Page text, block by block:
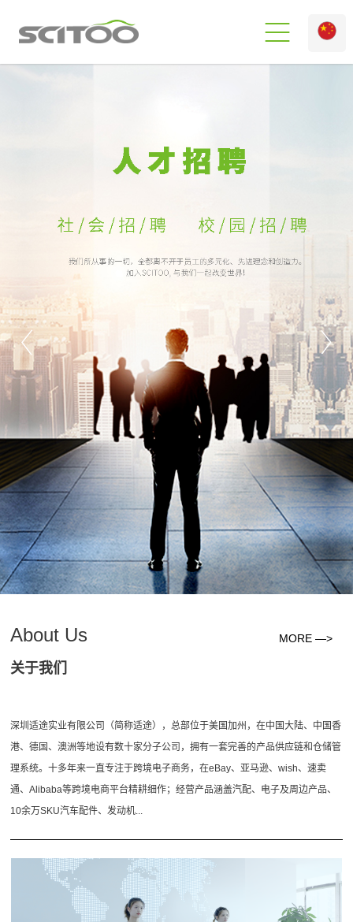
About Us
关于我们
MORE —>
深圳适途实业有限公司（简称适途），总部位于美国加州，在中国大陆、中国香
港、德国、澳洲等地设有数十家分子公司，拥有一套完善的产品供应链和仓储管
理系统。十多年来一直专注于跨境电子商务，在eBay、亚马逊、wish、速卖
通、Alibaba等跨境电商平台精耕细作；经营产品涵盖汽配、电子及周边产品、
10余万SKU汽车配件、发动机...